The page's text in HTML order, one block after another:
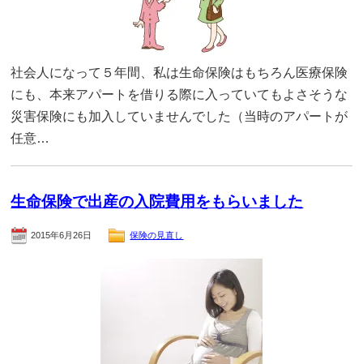
社会人になって５年間、私は生命保険はもちろん医療保険
にも、本来アパートを借りる際に入っていてもよさそうな
災害保険にも加入していませんでした（当時のアパートが
任意…
生命保険で出産の入院費用をもらいました
2015年6月26日 保険の見直し